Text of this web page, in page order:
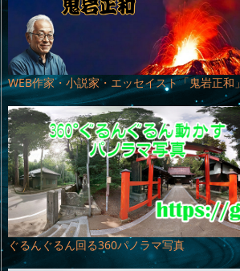
WEB作家・小説家・エッセイスト「鬼岩正和」
ぐるんぐるん回る360パノラマ写真